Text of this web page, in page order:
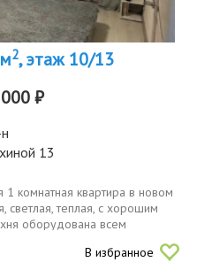
2, этаж 10/13
₽
13
комнатная квартира в новом
светлая, теплая, с хорошим
оборудована всем
совмещенный санузел . из
В избранное